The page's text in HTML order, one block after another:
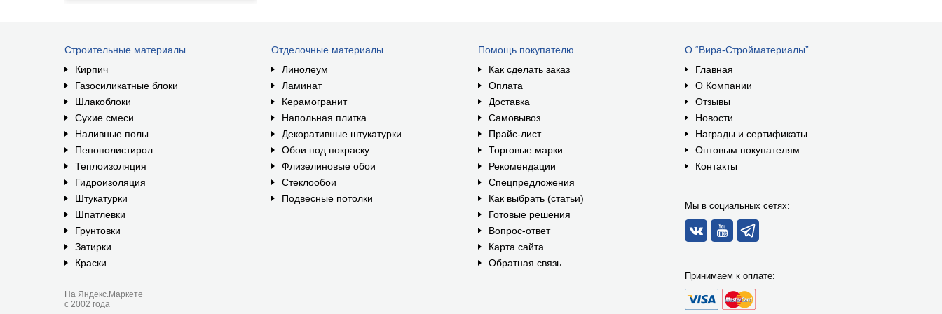
Строительные материалы
Кирпич
Газосиликатные блоки
Шлакоблоки
Сухие смеси
Наливные полы
Пенополистирол
Теплоизоляция
Гидроизоляция
Штукатурки
Шпатлевки
Грунтовки
Затирки
Краски
На Яндекс.Маркете
с 2002 года
Отделочные материалы
Линолеум
Ламинат
Керамогранит
Напольная плитка
Декоративные штукатурки
Обои под покраску
Флизелиновые обои
Стеклообои
Подвесные потолки
Помощь покупателю
Как сделать заказ
Оплата
Доставка
Самовывоз
Прайс-лист
Торговые марки
Рекомендации
Спецпредложения
Как выбрать (статьи)
Готовые решения
Вопрос-ответ
Карта сайта
Обратная связь
О “Вира-Стройматериалы”
Главная
О Компании
Отзывы
Новости
Награды и сертификаты
Оптовым покупателям
Контакты
Мы в социальных сетях:
Принимаем к оплате: